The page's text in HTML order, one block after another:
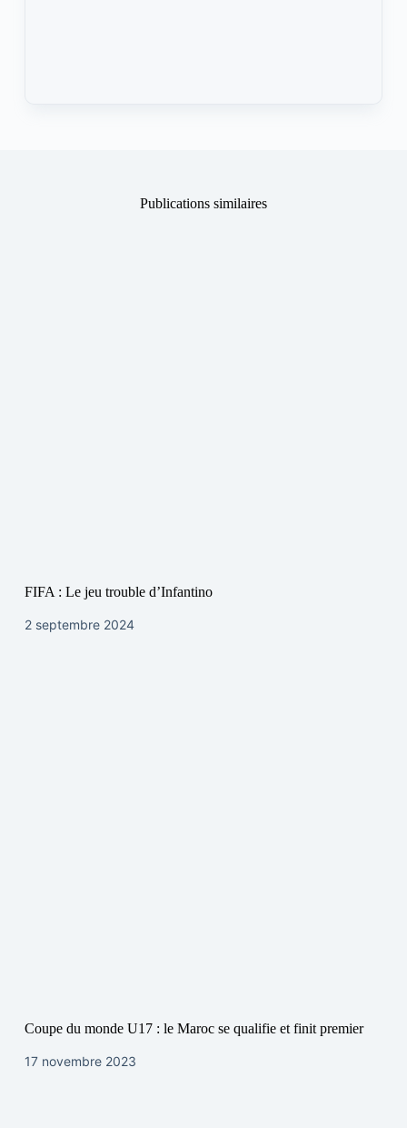
Publications similaires
FIFA : Le jeu trouble d’Infantino
2 septembre 2024
Coupe du monde U17 : le Maroc se qualifie et finit premier
17 novembre 2023